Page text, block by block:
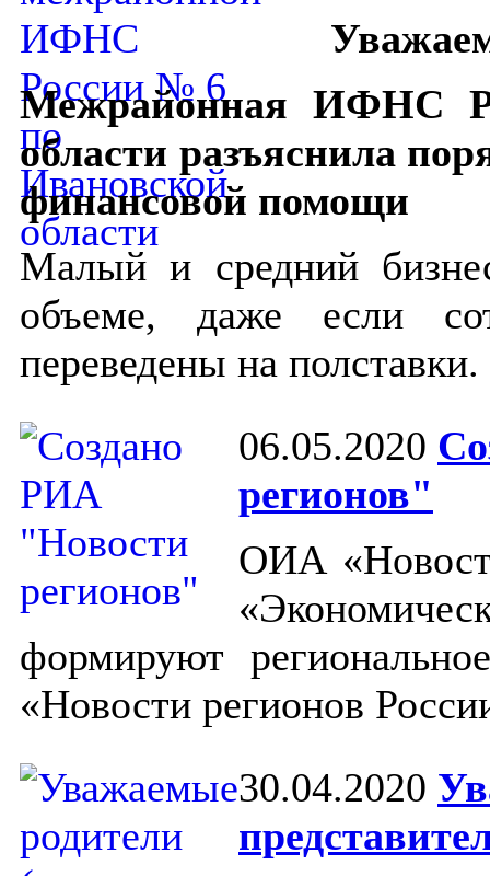
Межрайонная ИФНС
области разъяснила
финансовой помощи
Малый и средний
объеме, даже если
переведены на полставки.
06.05.2020
регионов"
ОИА
формируют
«Новости регионов
30.04.2020